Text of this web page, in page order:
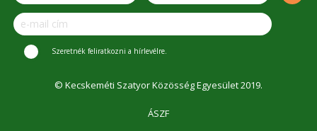
Szeretnék feliratkozni a hírlevélre.
© Kecskeméti Szatyor Közösség Egyesület 2019.
ÁSZF